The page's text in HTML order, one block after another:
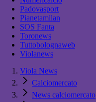
Padovasport
Pianetamilan
SOS Fanta
Toronews
Tuttobolognaweb
Violanews
Viola News
Calciomercato
News calciomercato